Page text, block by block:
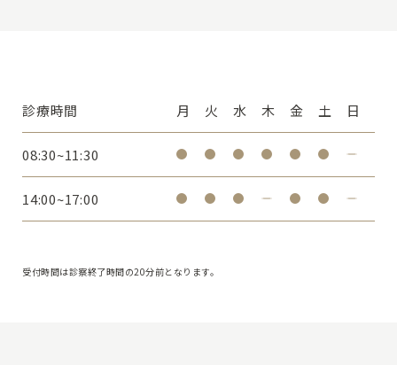
診療時間 月 火 水 木 金 土 日
08:30~11:30
14:00~17:00
受付時間は診察終了時間の20分前となります。